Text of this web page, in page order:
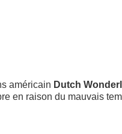
américain Dutch
en raison du mauvais